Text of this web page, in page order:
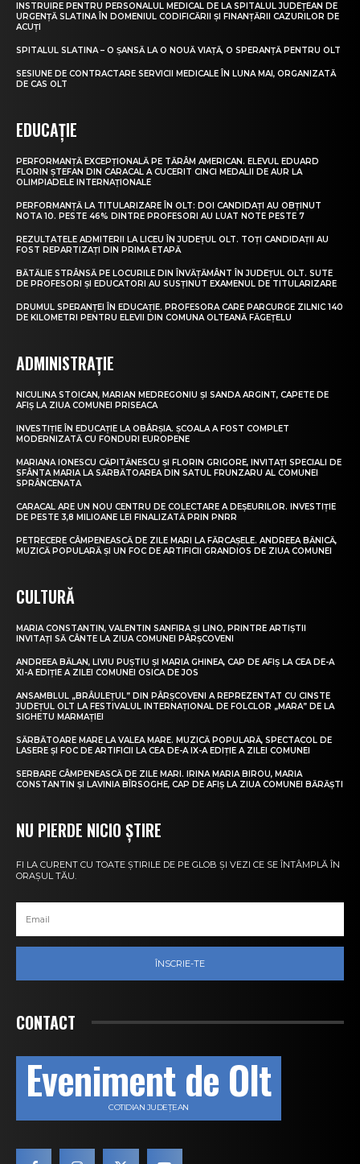
INSTRUIRE PENTRU PERSONALUL MEDICAL DE LA SPITALUL JUDEȚEAN DE
URGENȚĂ SLATINA ÎN DOMENIUL CODIFICĂRII ȘI FINANȚĂRII CAZURILOR DE
ACUȚI
SPITALUL SLATINA – O ȘANSĂ LA O NOUĂ VIAȚĂ, O SPERANȚĂ PENTRU OLT
SESIUNE DE CONTRACTARE SERVICII MEDICALE ÎN LUNA MAI, ORGANIZATĂ
DE CAS OLT
EDUCAȚIE
PERFORMANȚĂ EXCEPȚIONALĂ PE TĂRÂM AMERICAN. ELEVUL EDUARD
FLORIN ȘTEFAN DIN CARACAL A CUCERIT CINCI MEDALII DE AUR LA
OLIMPIADELE INTERNAȚIONALE
PERFORMANȚĂ LA TITULARIZARE ÎN OLT: DOI CANDIDAȚI AU OBȚINUT
NOTA 10. PESTE 46% DINTRE PROFESORI AU LUAT NOTE PESTE 7
REZULTATELE ADMITERII LA LICEU ÎN JUDEȚUL OLT. TOȚI CANDIDAȚII AU
FOST REPARTIZAȚI DIN PRIMA ETAPĂ
BĂTĂLIE STRÂNSĂ PE LOCURILE DIN ÎNVĂȚĂMÂNT ÎN JUDEȚUL OLT. SUTE
DE PROFESORI ȘI EDUCATORI AU SUSȚINUT EXAMENUL DE TITULARIZARE
DRUMUL SPERANȚEI ÎN EDUCAȚIE. PROFESORA CARE PARCURGE ZILNIC 140
DE KILOMETRI PENTRU ELEVII DIN COMUNA OLTEANĂ FĂGEȚELU
ADMINISTRAȚIE
NICULINA STOICAN, MARIAN MEDREGONIU ȘI SANDA ARGINT, CAPETE DE
AFIȘ LA ZIUA COMUNEI PRISEACA
INVESTIȚIE ÎN EDUCAȚIE LA OBÂRȘIA. ȘCOALA A FOST COMPLET
MODERNIZATĂ CU FONDURI EUROPENE
MARIANA IONESCU CĂPITĂNESCU ȘI FLORIN GRIGORE, INVITAȚI SPECIALI DE
SFÂNTA MARIA LA SĂRBĂTOAREA DIN SATUL FRUNZARU AL COMUNEI
SPRÂNCENATA
CARACAL ARE UN NOU CENTRU DE COLECTARE A DEȘEURILOR. INVESTIȚIE
DE PESTE 3,8 MILIOANE LEI FINALIZATĂ PRIN PNRR
PETRECERE CÂMPENEASCĂ DE ZILE MARI LA FĂRCAȘELE. ANDREEA BĂNICĂ,
MUZICĂ POPULARĂ ȘI UN FOC DE ARTIFICII GRANDIOS DE ZIUA COMUNEI
CULTURĂ
MARIA CONSTANTIN, VALENTIN SANFIRA ȘI LINO, PRINTRE ARTIȘTII
INVITAȚI SĂ CÂNTE LA ZIUA COMUNEI PÂRȘCOVENI
ANDREEA BĂLAN, LIVIU PUȘTIU ȘI MARIA GHINEA, CAP DE AFIȘ LA CEA DE-A
XI-A EDIȚIE A ZILEI COMUNEI OSICA DE JOS
ANSAMBLUL „BRÂULEȚUL” DIN PÂRȘCOVENI A REPREZENTAT CU CINSTE
JUDEȚUL OLT LA FESTIVALUL INTERNAȚIONAL DE FOLCLOR „MARA” DE LA
SIGHETU MARMAȚIEI
SĂRBĂTOARE MARE LA VALEA MARE. MUZICĂ POPULARĂ, SPECTACOL DE
LASERE ȘI FOC DE ARTIFICII LA CEA DE-A IX-A EDIȚIE A ZILEI COMUNEI
SERBARE CÂMPENEASCĂ DE ZILE MARI. IRINA MARIA BIROU, MARIA
CONSTANTIN ȘI LAVINIA BÎRSOGHE, CAP DE AFIȘ LA ZIUA COMUNEI BĂRĂȘTI
NU PIERDE NICIO ȘTIRE
FI LA CURENT CU TOATE ȘTIRILE DE PE GLOB ȘI VEZI CE SE ÎNTÂMPLĂ ÎN
ORAȘUL TĂU.
ÎNSCRIE-TE
CONTACT
Eveniment de Olt
COTIDIAN JUDEȚEAN